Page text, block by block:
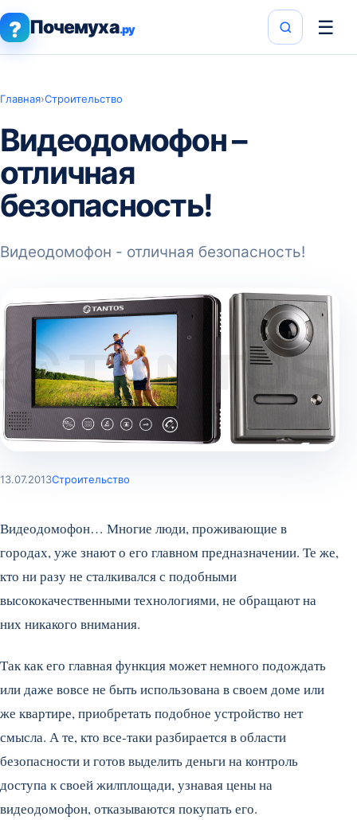
? Почемуха.ру ☰
Главная›Строительство
Видеодомофон –
отличная
безопасность!
Видеодомофон - отличная безопасность!
13.07.2013Строительство
Видеодомофон… Многие люди, проживающие в
городах, уже знают о его главном предназначении. Те же,
кто ни разу не сталкивался с подобными
высококачественными технологиями, не обращают на
них никакого внимания.
Так как его главная функция может немного подождать
или даже вовсе не быть использована в своем доме или
же квартире, приобретать подобное устройство нет
смысла. А те, кто все-таки разбирается в области
безопасности и готов выделить деньги на контроль
доступа к своей жилплощади, узнавая цены на
видеодомофон, отказываются покупать его.